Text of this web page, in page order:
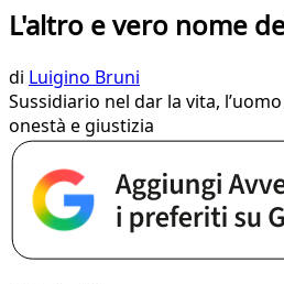
L'altro e vero nome
di Luigino Bruni
Sussidiario nel dar la vita,
onestà e giustizia